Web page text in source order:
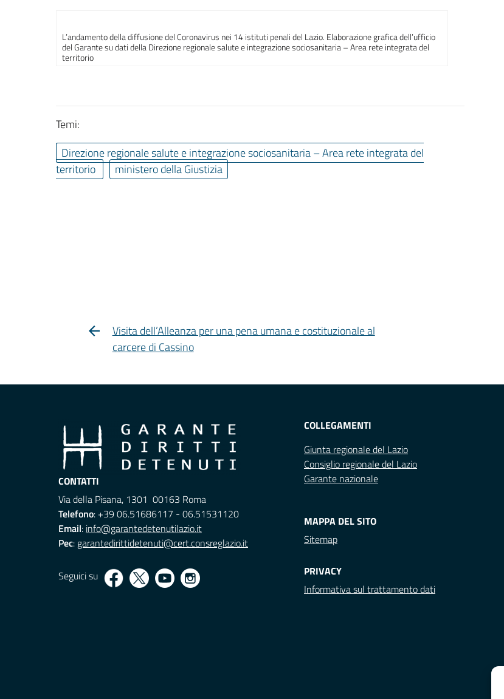
L’andamento della diffusione del Coronavirus nei 14 istituti penali del Lazio. Elaborazione grafica dell’ufficio
del Garante su dati della Direzione regionale salute e integrazione sociosanitaria – Area rete integrata del
territorio
Temi:
Direzione regionale salute e integrazione sociosanitaria – Area rete integrata del
territorio
ministero della Giustizia
Visita dell’Alleanza per una pena umana e costituzionale al
carcere di Cassino
CONTATTI
Via della Pisana, 1301 00163 Roma
Telefono: +39 06.51686117 - 06.51531120
Email: info@garantedetenutilazio.it
Pec: garantedirittidetenuti@cert.consreglazio.it
Seguici su
COLLEGAMENTI
Giunta regionale del Lazio
Consiglio regionale del Lazio
Garante nazionale
MAPPA DEL SITO
Sitemap
PRIVACY
Informativa sul trattamento dati